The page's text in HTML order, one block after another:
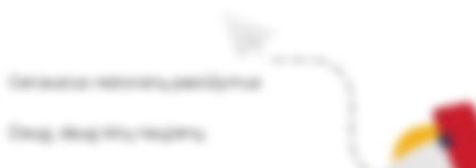
Geriausius restoranų pasiūlymus
Daug, daug kitų naujienų